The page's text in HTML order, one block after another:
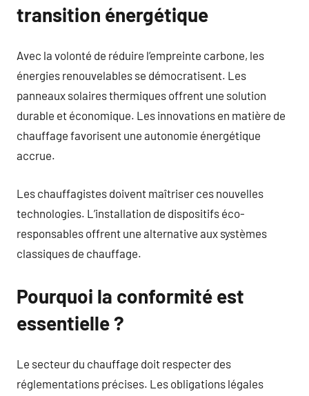
transition énergétique
Avec la volonté de réduire l’empreinte carbone, les
énergies renouvelables se démocratisent. Les
panneaux solaires thermiques offrent une solution
durable et économique. Les innovations en matière de
chauffage favorisent une autonomie énergétique
accrue.
Les chauffagistes doivent maîtriser ces nouvelles
technologies. L’installation de dispositifs éco-
responsables offrent une alternative aux systèmes
classiques de chauffage.
Pourquoi la conformité est
essentielle ?
Le secteur du chauffage doit respecter des
réglementations précises. Les obligations légales